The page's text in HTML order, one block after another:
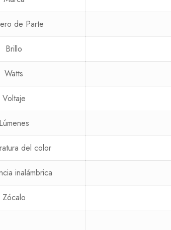
de Parte
Brillo
Watts
Voltaje
Lúmenes
del color
inalámbrica
Zócalo